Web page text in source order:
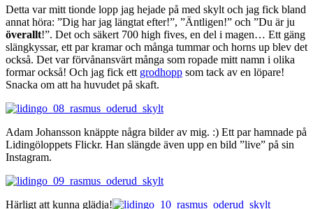
Detta var mitt tionde lopp jag hejade på med skylt och jag fick bland
annat höra: ”Dig har jag längtat efter!”, ”Äntligen!” och ”Du är ju
överallt!”. Det och säkert 700 high fives, en del i magen… Ett gäng
slängkyssar, ett par kramar och många tummar och horns up blev det
också. Det var förvånansvärt många som ropade mitt namn i olika
formar också! Och jag fick ett grodhopp som tack av en löpare!
Snacka om att ha huvudet på skaft.
Adam Johansson knäppte några bilder av mig. :) Ett par hamnade på
Lidingöloppets Flickr. Han slängde även upp en bild ”live” på sin
Instagram.
Härligt att kunna glädja!